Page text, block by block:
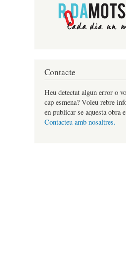
Contacte
Heu detectat algun error o
cap esmena? Voleu rebre
en publicar-se aquesta obra
Contacteu amb nosaltres.